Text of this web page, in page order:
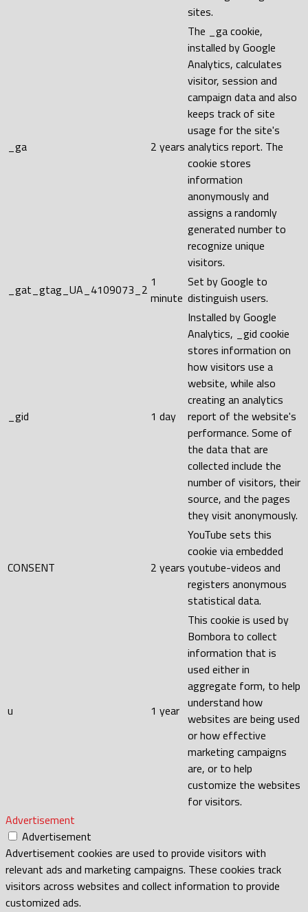
sites.
_ga 2 years
The _ga cookie,
installed by Google
Analytics, calculates
visitor, session and
campaign data and also
keeps track of site
usage for the site's
analytics report. The
cookie stores
information
anonymously and
assigns a randomly
generated number to
recognize unique
visitors.
_gat_gtag_UA_4109073_2 1
minute
Set by Google to
distinguish users.
_gid 1 day
Installed by Google
Analytics, _gid cookie
stores information on
how visitors use a
website, while also
creating an analytics
report of the website's
performance. Some of
the data that are
collected include the
number of visitors, their
source, and the pages
they visit anonymously.
CONSENT 2 years
YouTube sets this
cookie via embedded
youtube-videos and
registers anonymous
statistical data.
u 1 year
This cookie is used by
Bombora to collect
information that is
used either in
aggregate form, to help
understand how
websites are being used
or how effective
marketing campaigns
are, or to help
customize the websites
for visitors.
Advertisement
Advertisement
Advertisement cookies are used to provide visitors with
relevant ads and marketing campaigns. These cookies track
visitors across websites and collect information to provide
customized ads.